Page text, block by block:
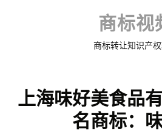
to
content
商标视
商标转让知识产
上海味好美食品
名商标：